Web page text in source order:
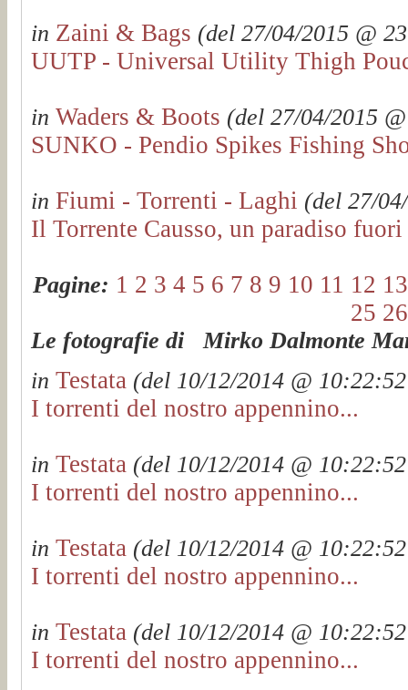
in Zaini & Bags (del 27/04/2015 @
UUTP - Universal Utility Thigh
in Waders & Boots (del 27/04/2015
SUNKO - Pendio Spikes Fishing
in Fiumi - Torrenti - Laghi (del 27/
Il Torrente Causso, un paradiso
Pagine: 1 2 3 4 5 6 7 8 9 10 11 12 13
25 26
Le fotografie di Mirko Dalmonte
in Testata (del 10/12/2014 @
I torrenti del nostro appennino...
in Testata (del 10/12/2014 @
I torrenti del nostro appennino...
in Testata (del 10/12/2014 @
I torrenti del nostro appennino...
in Testata (del 10/12/2014 @
I torrenti del nostro appennino...